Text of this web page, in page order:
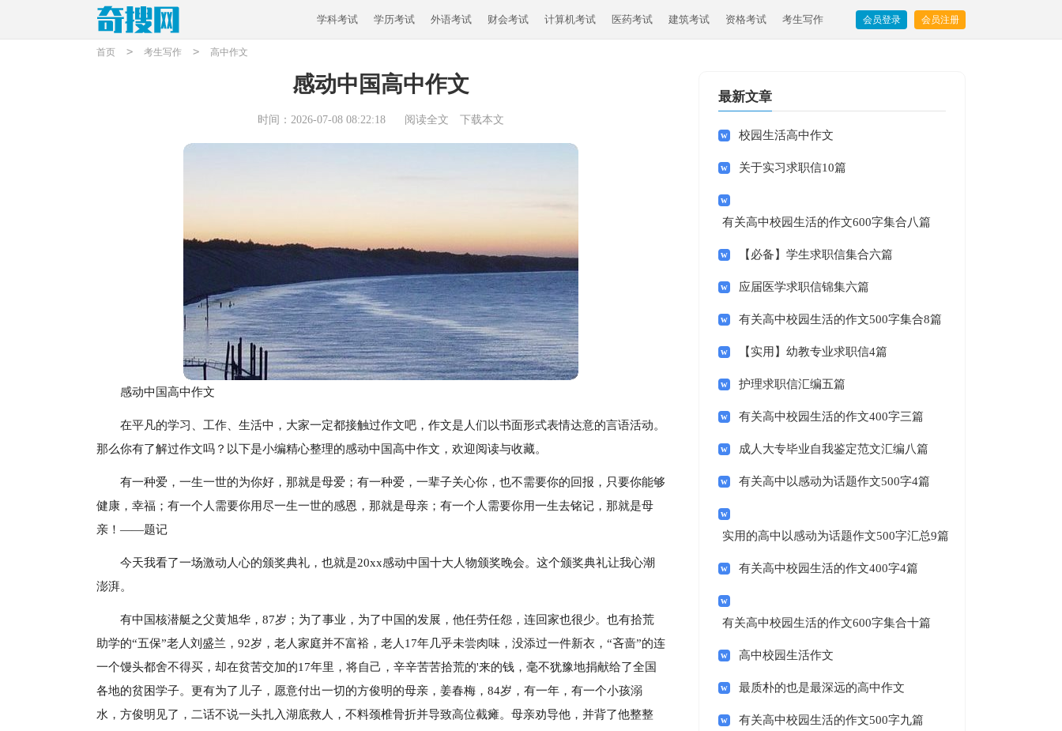
学科考试 学历考试 外语考试 财会考试 计算机考试 医药考试 建筑考试 资格考试 考生写作 会员登录 会员注册
首页 > 考生写作 > 高中作文
感动中国高中作文
时间：2026-07-08 08:22:18 阅读全文 下载本文
感动中国高中作文
在平凡的学习、工作、生活中，大家一定都接触过作文吧，作文是人们以书面形式表情达意的言语活动。
那么你有了解过作文吗？以下是小编精心整理的感动中国高中作文，欢迎阅读与收藏。
有一种爱，一生一世的为你好，那就是母爱；有一种爱，一辈子关心你，也不需要你的回报，只要你能够
健康，幸福；有一个人需要你用尽一生一世的感恩，那就是母亲；有一个人需要你用一生去铭记，那就是母
亲！——题记
今天我看了一场激动人心的颁奖典礼，也就是20xx感动中国十大人物颁奖晚会。这个颁奖典礼让我心潮
澎湃。
有中国核潜艇之父黄旭华，87岁；为了事业，为了中国的发展，他任劳任怨，连回家也很少。也有拾荒
助学的“五保”老人刘盛兰，92岁，老人家庭并不富裕，老人17年几乎未尝肉味，没添过一件新衣，“吝啬”的连
一个馒头都舍不得买，却在贫苦交加的17年里，将自己，辛辛苦苦拾荒的'来的钱，毫不犹豫地捐献给了全国
各地的贫困学子。更有为了儿子，愿意付出一切的方俊明的母亲，姜春梅，84岁，有一年，有一个小孩溺
水，方俊明见了，二话不说一头扎入湖底救人，不料颈椎骨折并导致高位截瘫。母亲劝导他，并背了他整整
最新文章
校园生活高中作文
关于实习求职信10篇
有关高中校园生活的作文600字集合八篇
【必备】学生求职信集合六篇
应届医学求职信锦集六篇
有关高中校园生活的作文500字集合8篇
【实用】幼教专业求职信4篇
护理求职信汇编五篇
有关高中校园生活的作文400字三篇
成人大专毕业自我鉴定范文汇编八篇
有关高中以感动为话题作文500字4篇
实用的高中以感动为话题作文500字汇总9篇
有关高中校园生活的作文400字4篇
有关高中校园生活的作文600字集合十篇
高中校园生活作文
最质朴的也是最深远的高中作文
有关高中校园生活的作文500字九篇